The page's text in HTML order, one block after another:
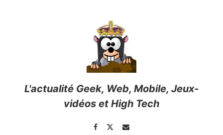
L'actualité Geek, Web, Mobile, Jeux-
vidéos et High Tech